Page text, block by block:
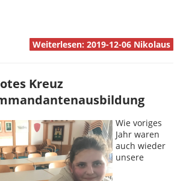
Weiterlesen: 2019-12-06 Nikolaus
Kreuz
Wie voriges
Jahr waren
auch wieder
unsere